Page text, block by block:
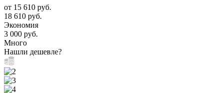
от 15 610 руб.
18 610 руб.
Экономия
3 000 руб.
Много
Нашли дешевле?